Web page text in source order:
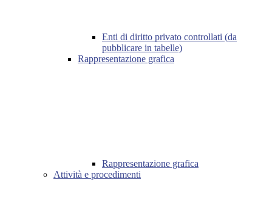
Enti di diritto privato controllati (da
pubblicare in tabelle)
Rappresentazione grafica
Rappresentazione grafica
Attività e procedimenti